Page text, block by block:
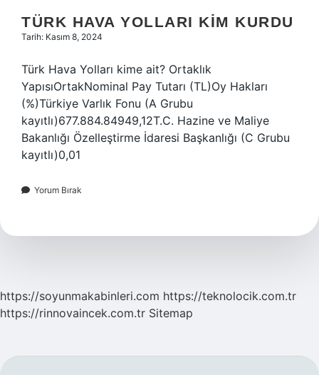
TÜRK HAVA YOLLARI KIM KURDU
Tarih: Kasım 8, 2024
Türk Hava Yolları kime ait? Ortaklık
YapısıOrtakNominal Pay Tutarı (TL)Oy Hakları
(%)Türkiye Varlık Fonu (A Grubu
kayıtlı)677.884.84949,12T.C. Hazine ve Maliye
Bakanlığı Özelleştirme İdaresi Başkanlığı (C Grubu
kayıtlı)0,01
Yorum Bırak
https://soyunmakabinleri.com https://teknolocik.com.tr
https://rinnovaincek.com.tr Sitemap